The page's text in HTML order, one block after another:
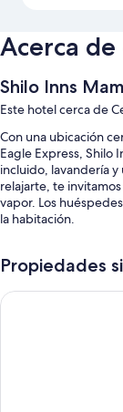
Acerca
Shilo Inns
Este hotel cerca de
Con una ubicación
Eagle Express, Shilo
incluido, lavandería
relajarte, te
vapor. Los
la habitación.
Estacionamiento
Propiedades
Motel 6 Mammoth